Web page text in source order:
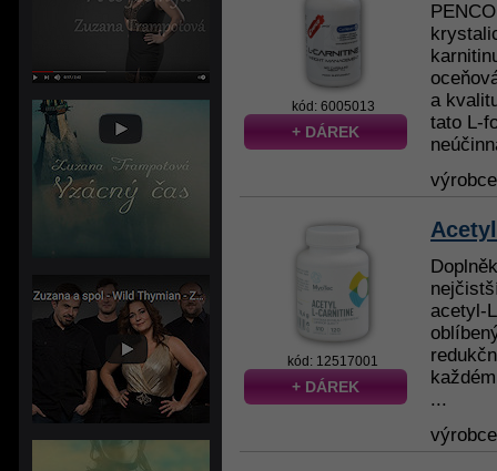
kód: 6005013
+ DÁREK
a
tato L-
kód: 12517001
+ DÁREK
acetyl-
...